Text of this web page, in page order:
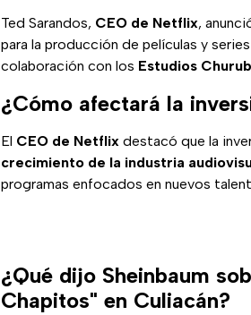
Ted Sarandos, CEO de Netflix,
para la producción de películas y
colaboración con los Estudios
¿Cómo afectará la
El CEO de Netflix destacó que la
crecimiento de la industria
programas enfocados en nuevos
¿Qué dijo Sheinbaum
Chapitos" en Culiacán?